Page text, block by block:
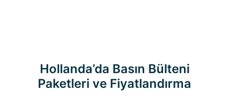
Hollanda’da Basın Bülteni
Paketleri ve Fiyatlandırma